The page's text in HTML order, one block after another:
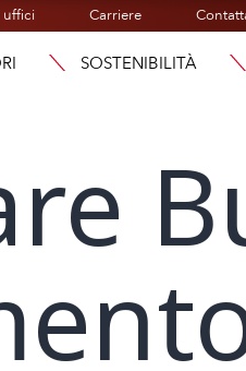
uffici Carriere
SOSTENIBILITÀ